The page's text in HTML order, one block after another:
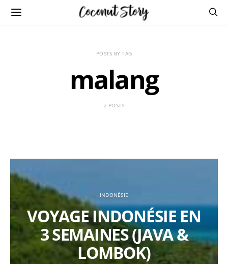
POSTS BY TAG
malang
2 POSTS
INDONÉSIE
VOYAGE INDONÉSIE EN
3 SEMAINES (JAVA &
LOMBOK)